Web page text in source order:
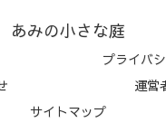
あみの小さな庭
プライバ
運営
サイトマップ